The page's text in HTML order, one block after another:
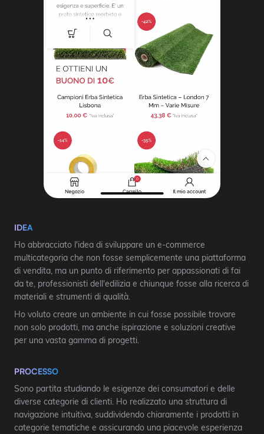
IDEA
Ho abbracciato l'idea di sviluppare un e-commerce
multicategoria che non fosse semplicemente una piattaforma
di vendita, ma un punto di riferimento per appassionati di fai
da te, professionisti dell'edilizia e chiunque fosse alla ricerca di
materiali e strumenti di qualità.
Ho voluto creare un ambiente in cui fosse possibile trovare
non solo prodotti, ma anche ispirazione e soluzioni creative
per una vasta gamma di progetti.
PROCESSO
Sono partita studiando le esigenze dei consumatori e delle
diverse categorie di clienti. Ho realizzato una struttura di
navigazione intuitiva, suddividendo chiaramente i prodotti in
categorie tematiche e assicurando una piacevole esperienza